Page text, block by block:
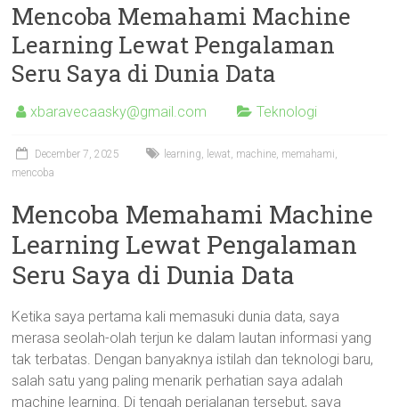
Mencoba Memahami Machine
Learning Lewat Pengalaman
Seru Saya di Dunia Data
xbaravecaasky@gmail.com Teknologi
December 7, 2025 learning, lewat, machine, memahami,
mencoba
Mencoba Memahami Machine
Learning Lewat Pengalaman
Seru Saya di Dunia Data
Ketika saya pertama kali memasuki dunia data, saya
merasa seolah-olah terjun ke dalam lautan informasi yang
tak terbatas. Dengan banyaknya istilah dan teknologi baru,
salah satu yang paling menarik perhatian saya adalah
machine learning. Di tengah perjalanan tersebut, saya